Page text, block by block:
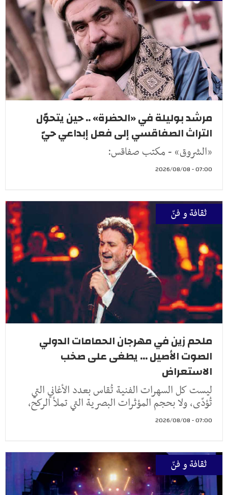
مرشد بوليلة في «الحضرة» .. حين يتحوّل
التراث الصفاقسي إلى فعل إبداعي حيّ
«الشروق» - مكتب صفاقس:
07:00 - 2026/08/08
ثقافة و فنّ
ملحم زين في مهرجان الحمامات الدولي
الصوت الأصيل ... يطغى على صخب
الاستعراض
ليست كل السهرات الفنية تُقاس بعدد الأغاني التي
تُؤدّى، ولا بحجم المؤثرات البصرية التي تملأ الركح،
07:00 - 2026/08/08
ثقافة و فنّ